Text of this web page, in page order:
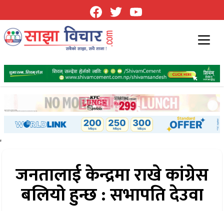
'
जनतालाई केन्द्रमा राखे कांग्रेस
बलियो हुन्छ : सभापति देउवा